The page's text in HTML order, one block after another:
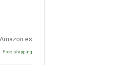
Amazon.es
Free shipping